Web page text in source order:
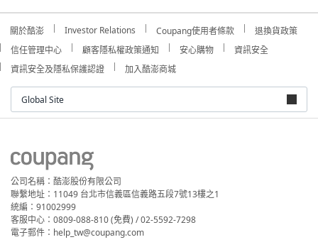
關於酷澎 Investor Relations Coupang使用者條款
退換貨政策
信任管理中心
顧客隱私權政策通知 安心購物
資訊安全
資訊安全及隱私保護認證
加入酷澎商城
Global Site
公司名稱：酷澎股份有限公司
聯繫地址：11049 台北市信義區信義路五段7號13樓之1
統編：91002999
客服中心：0809-088-810 (免費) / 02-5592-7298
電子郵件：help_tw@coupang.com